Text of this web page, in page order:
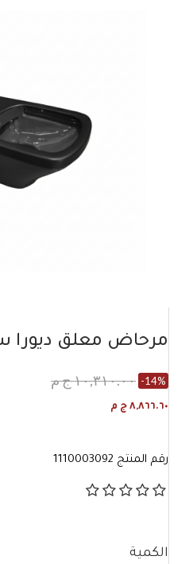
مرحاض معلق ديورا
١٠,٣١٠.٠٠ ج م -14%
٨,٨٦٦.٦٠ ج م
رقم المنتج 1110003092
الكمية